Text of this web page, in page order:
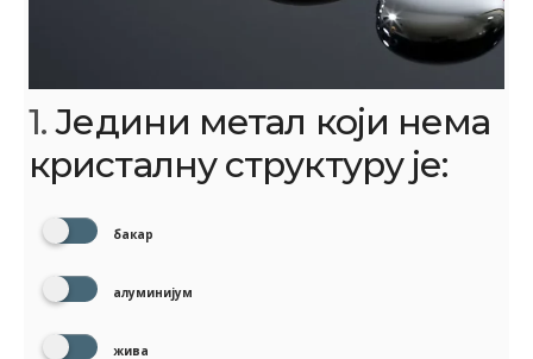
1.Једини метал који нема
кристалну структуру је:
бакар
алуминијум
жива